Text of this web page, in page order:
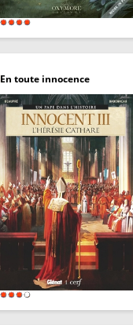
En toute innocence